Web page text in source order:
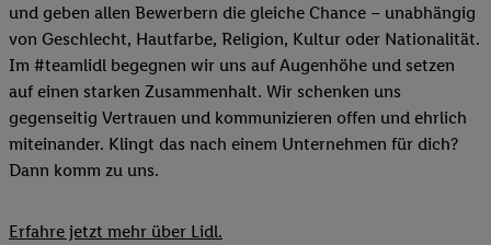
und geben allen Bewerbern die gleiche Chance – unabhängig
von Geschlecht, Hautfarbe, Religion, Kultur oder Nationalität.
Im #teamlidl begegnen wir uns auf Augenhöhe und setzen
auf einen starken Zusammenhalt. Wir schenken uns
gegenseitig Vertrauen und kommunizieren offen und ehrlich
miteinander. Klingt das nach einem Unternehmen für dich?
Dann komm zu uns.​
Erfahre jetzt mehr über Lidl.